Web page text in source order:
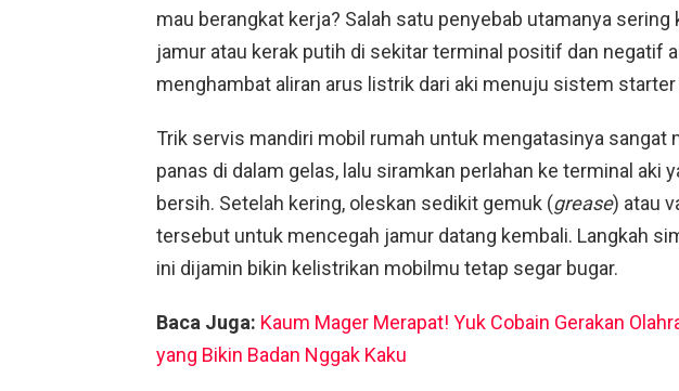
mau berangkat kerja? Salah satu penyebab utamanya sering
jamur atau kerak putih di sekitar terminal positif dan negatif
menghambat aliran arus listrik dari aki menuju sistem
Trik servis mandiri mobil rumah untuk mengatasinya sangat
panas di dalam gelas, lalu siramkan perlahan ke terminal aki
bersih. Setelah kering, oleskan sedikit gemuk (grease) atau
tersebut untuk mencegah jamur datang kembali. Langkah
ini dijamin bikin kelistrikan mobilmu tetap segar bugar.
Baca Juga: Kaum Mager Merapat! Yuk Cobain Gerakan
yang Bikin Badan Nggak Kaku